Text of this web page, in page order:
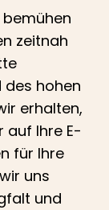
zeitnah
des hohen
erhalten,
auf Ihre E-
für Ihre
uns
und